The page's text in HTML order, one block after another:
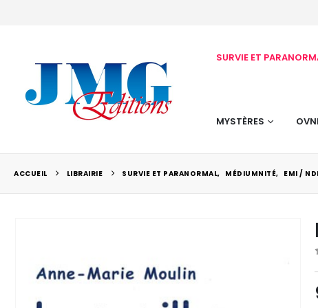
SURVIE ET
MYSTÈRES
ACCUEIL LIBRAIRIE SURVIE ET PARANORMAL, MÉDIUMNITÉ, EMI /